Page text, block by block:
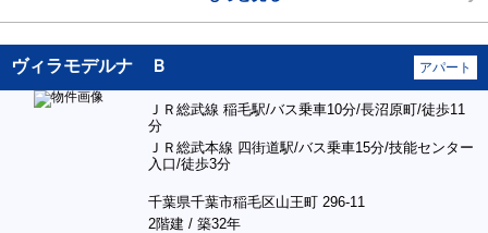
ヴィラモデルナ Ｂ アパート
ＪＲ総武線 稲毛駅/バス乗車10分/長沼原町/徒歩11
分
ＪＲ総武本線 四街道駅/バス乗車15分/技能センター
入口/徒歩3分
千葉県千葉市稲毛区山王町 296-11
2階建 / 築32年